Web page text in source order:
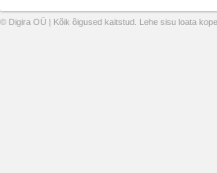
© Digira OÜ | Kõik õigused kaitstud. Lehe sisu loata